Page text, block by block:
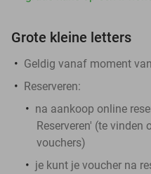
Grote kleine letters
Geldig vanaf moment
Reserveren:
na aankoop online
Reserveren' (te vinden
vouchers)
je kunt je voucher na